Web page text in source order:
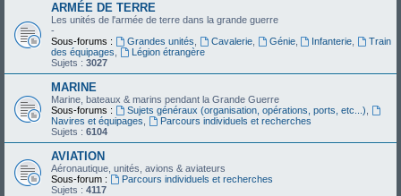
ARMÉE DE TERRE
Les unités de l'armée de terre dans la grande guerre
-
Sous-forums :
Grandes unités Cavalerie, Génie, Infanterie
Train
des équipages
Légion étrangère
Sujets : 3027
MARINE
Marine, bateaux & marins pendant la Grande Guerre
Sous-forums :
Sujets généraux (organisation, opérations, ports, etc...)
Navires et équipages
Parcours individuels et recherches
Sujets : 6104
AVIATION
Aéronautique, unités, avions & aviateurs
Sous-forum :
Parcours individuels et recherches
Sujets : 4117